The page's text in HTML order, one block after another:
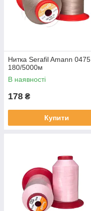
Нитка Serafil Amann 0475
180/5000м
В наявності
178 ₴
Купити